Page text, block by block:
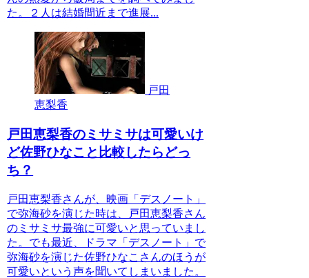
た。２人は結婚間近まで進展...
戸田
恵梨香
戸田恵梨香のミサミサは可愛いけ
ど佐野ひなこと比較したらどっ
ち？
戸田恵梨香さんが、映画「デスノート」
で弥海砂を演じた時は、戸田恵梨香さん
のミサミサ最強に可愛いと思っていまし
た。でも最近、ドラマ「デスノート」で
弥海砂を演じた佐野ひなこさんのほうが
可愛いという声を聞いてしまいました。